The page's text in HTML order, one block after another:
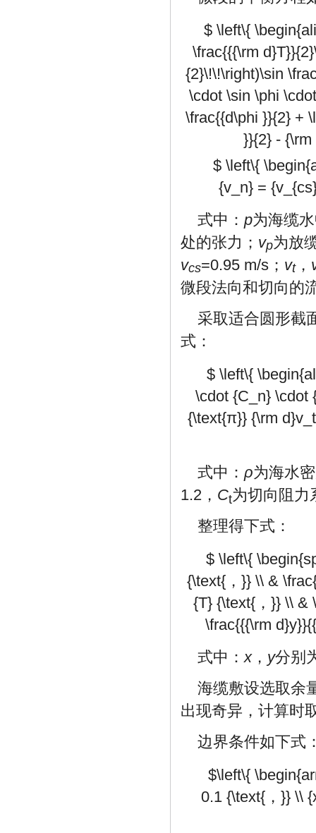
$ \left\{
\frac{{{\rm
{2}\!\!\right)\sin
\cdot \sin \phi
\frac{{d\phi }}{2} +
}}{2} -
$ \left\{
{v_n} =
式中： p为海缆
处的张力； vp为放
vcs=0.95 m/s； vt，
微段法向和切向的
采取适合圆形截
式：
$ \left\{
\cdot {C_n} \cdot
{\text{π}} {\rm
式中： ρ为海水
1.2， Ct为切向阻力
整理得下式：
$ \left\{
{\text{，}} \\ &
{T} {\text{，}} \\ &
\frac{{{\rm
式中：x， y分别
海缆敷设选取余
出现奇异，计算时
边界条件如下式
$\left\{
0.1 {\text{，}} \\